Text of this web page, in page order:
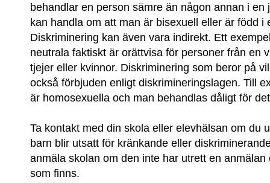
behandlar en person sämre än någon annan i en
kan handla om att man är bisexuell eller är född i
Diskriminering kan även vara indirekt. Ett
neutrala faktiskt är orättvisa för personer från en
tjejer eller kvinnor. Diskriminering som beror på
också förbjuden enligt diskrimineringslagen. Till
är homosexuella och man behandlas dåligt för
Ta kontakt med din skola eller elevhälsan om du
barn blir utsatt för kränkande eller
anmäla skolan om den inte har utrett en
som finns.